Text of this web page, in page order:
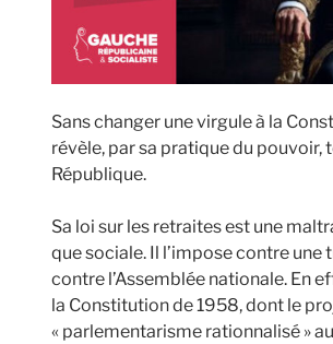
Sans changer une virgule à la
révèle, par sa pratique du pouvoir,
République.
Sa loi sur les retraites est une
que sociale. Il l’impose contre
contre l’Assemblée nationale. En
la Constitution de 1958, dont le
« parlementarisme rationnalisé »